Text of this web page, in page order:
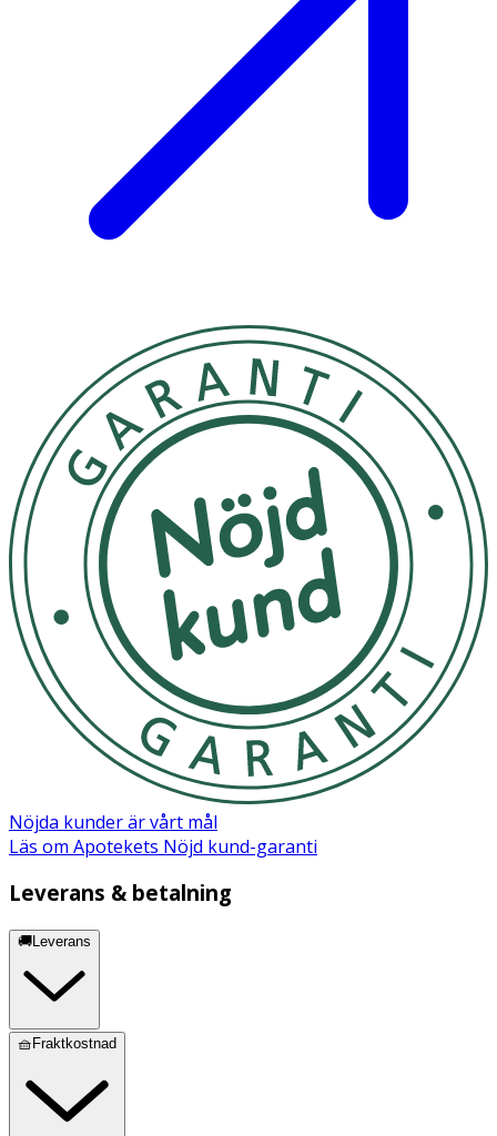
Nöjda kunder är vårt mål
Läs om Apotekets Nöjd kund-garanti
Leverans & betalning
🚚Leverans
🧺Fraktkostnad